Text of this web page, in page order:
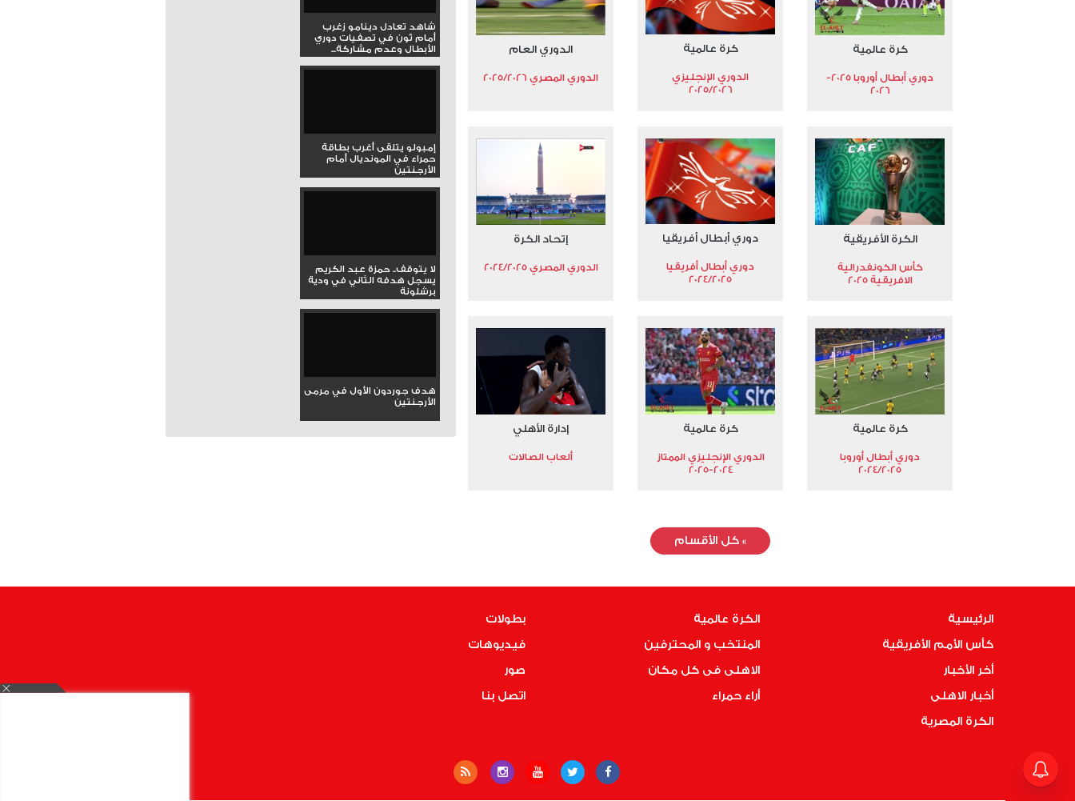
كرة عالمية
دوري أبطال أوروبا 2025-
2026
كرة عالمية
الدوري الإنجليزي
2025/2026
الدوري العام
الدوري المصري 2025/2026
الكرة الأفريقية
كأس الكونفدرالية
الافريقية 2025
دوري أبطال أفريقيا
دوري أبطال أفريقيا
2024/2025
إتحاد الكرة
الدوري المصري 2024/2025
كرة عالمية
دوري أبطال أوروبا
2024/2025
كرة عالمية
الدوري الإنجليزي الممتاز
2024-2025
إدارة الأهلي
ألعاب الصالات
»كل الأقسام
شاهد تعادل دينامو زغرب
أمام ثون في تصفيات دوري
الأبطال وعدم مشاركة...
إمبولو يتلقى أغرب بطاقة
حمراء في المونديال أمام
الأرجنتين
لا يتوقف.. حمزة عبد الكريم
يسجل هدفه الثاني في ودية
برشلونة
هدف جوردون الأول في مرمى
الأرجنتين
الرئيسية
كأس الأمم الأفريقية
أخر الأخبار
أخبار الاهلى
الكرة المصرية
الكرة عالمية
المنتخب و المحترفين
الاهلى فى كل مكان
أراء حمراء
بطولات
فيديوهات
صور
اتصل بنا